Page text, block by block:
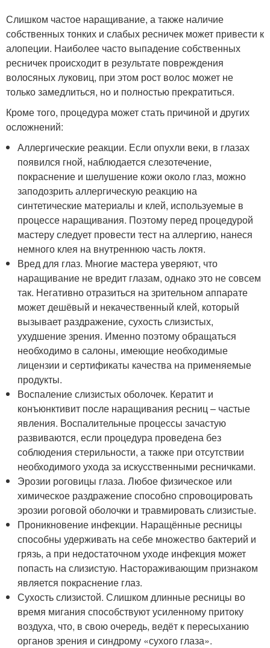
Слишком частое наращивание, а также наличие
собственных тонких и слабых ресничек может привести к
алопеции. Наиболее часто выпадение собственных
ресничек происходит в результате повреждения
волосяных луковиц, при этом рост волос может не
только замедлиться, но и полностью прекратиться.
Кроме того, процедура может стать причиной и других
осложнений:
Аллергические реакции. Если опухли веки, в глазах
появился гной, наблюдается слезотечение,
покраснение и шелушение кожи около глаз, можно
заподозрить аллергическую реакцию на
синтетические материалы и клей, используемые в
процессе наращивания. Поэтому перед процедурой
мастеру следует провести тест на аллергию, нанеся
немного клея на внутреннюю часть локтя.
Вред для глаз. Многие мастера уверяют, что
наращивание не вредит глазам, однако это не совсем
так. Негативно отразиться на зрительном аппарате
может дешёвый и некачественный клей, который
вызывает раздражение, сухость слизистых,
ухудшение зрения. Именно поэтому обращаться
необходимо в салоны, имеющие необходимые
лицензии и сертификаты качества на применяемые
продукты.
Воспаление слизистых оболочек. Кератит и
конъюнктивит после наращивания ресниц – частые
явления. Воспалительные процессы зачастую
развиваются, если процедура проведена без
соблюдения стерильности, а также при отсутствии
необходимого ухода за искусственными ресничками.
Эрозии роговицы глаза. Любое физическое или
химическое раздражение способно спровоцировать
эрозии роговой оболочки и травмировать слизистые.
Проникновение инфекции. Наращённые ресницы
способны удерживать на себе множество бактерий и
грязь, а при недостаточном уходе инфекция может
попасть на слизистую. Настораживающим признаком
является покраснение глаз.
Сухость слизистой. Слишком длинные ресницы во
время мигания способствуют усиленному притоку
воздуха, что, в свою очередь, ведёт к пересыханию
органов зрения и синдрому «сухого глаза».